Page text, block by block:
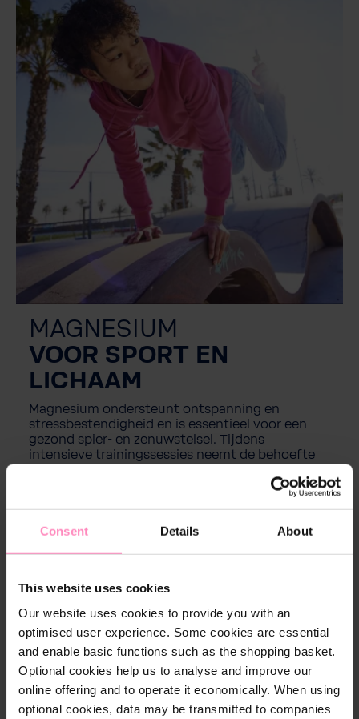
Consent Details About
This website uses cookies
Our website uses cookies to provide you with an
optimised user experience. Some cookies are essential
and enable basic functions such as the shopping basket.
Optional cookies help us to analyse and improve our
online offering and to operate it economically. When using
optional cookies, data may be transmitted to companies
MAGNESIUM
VOOR SPORT EN
LICHAAM
Magnesium ondersteunt ontspanning en
stressbestendigheid en is essentieel voor een
gezond spier- en zenuwstelsel. Tijdens
intensieve trainingssessies neemt de behoefte
Onze tafelwaterfilter helpt u deze verhoogde
mineraliseren en factoren zoals kalk, chloor en